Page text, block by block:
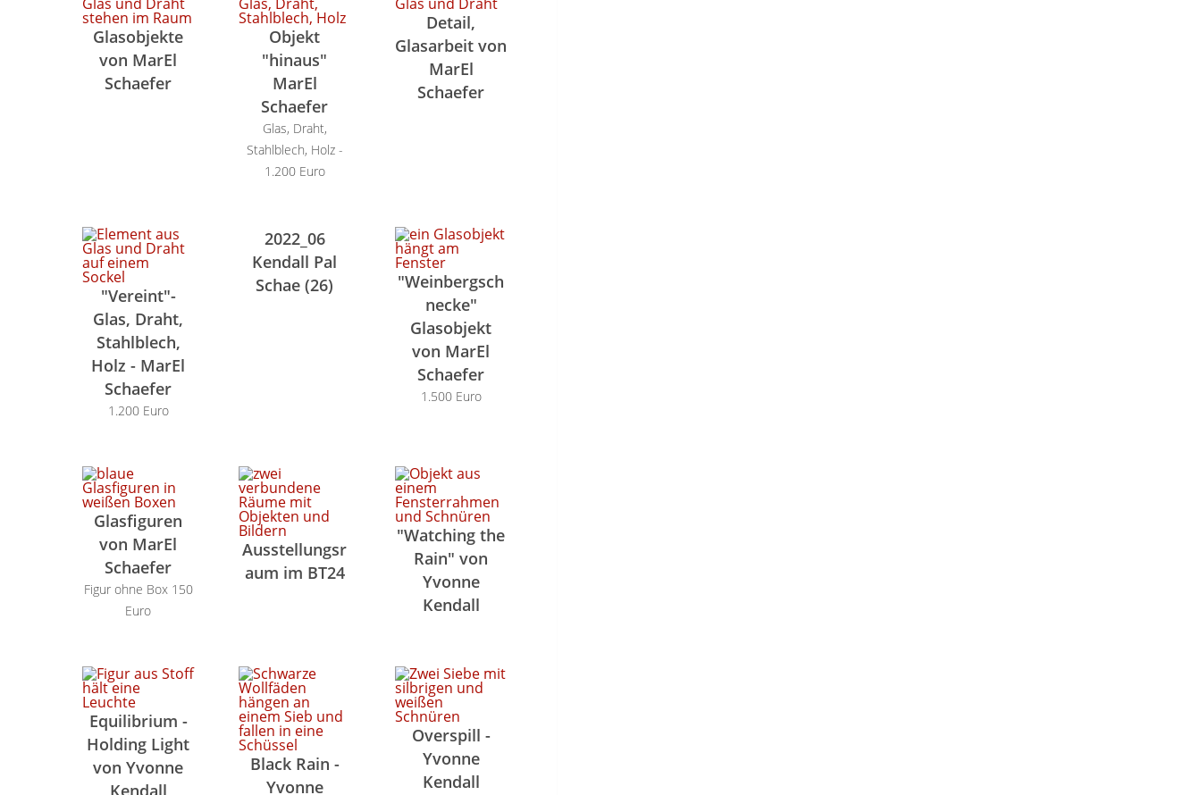
Glasobjekte
von MarEl
Schaefer
Objekt
"hinaus"
MarEl
Schaefer
Glas, Draht,
Stahlblech, Holz -
1.200 Euro
Detail,
Glasarbeit von
MarEl
Schaefer
"Vereint"-
Glas, Draht,
Stahlblech,
Holz - MarEl
Schaefer
1.200 Euro
2022_06
Kendall Pal
Schae (26)
"Weinbergsch
necke"
Glasobjekt
von MarEl
Schaefer
1.500 Euro
Glasfiguren
von MarEl
Schaefer
Figur ohne Box 150
Euro
Ausstellungsr
aum im BT24
"Watching the
Rain" von
Yvonne
Kendall
Equilibrium -
Holding Light
von Yvonne
Black Rain -
Yvonne
Overspill -
Yvonne
Kendall